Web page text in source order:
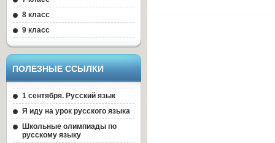
8 класс
9 класс
ПОЛЕЗНЫЕ ССЫЛКИ
1 сентября. Русский язык
Я иду на урок русского языка
Школьные олимпиады по
русскому языку